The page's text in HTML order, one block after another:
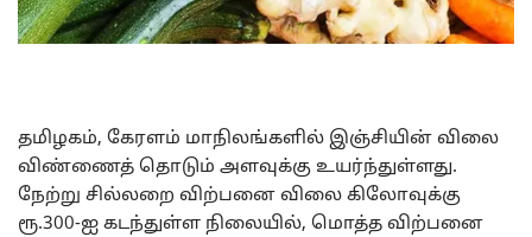
தமிழகம், கேரளம் மாநிலங்களில் இஞ்சியின் விலை
விண்ணைத் தொடும் அளவுக்கு உயர்ந்துள்ளது.
நேற்று சில்லறை விற்பனை விலை கிலோவுக்கு
ரூ.300-ஐ கடந்துள்ள நிலையில், மொத்த விற்பனை